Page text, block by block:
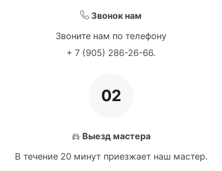
Звонок нам
Звоните нам по телефону
+ 7 (905) 286-26-66.
02
Выезд мастера
В течение 20 минут приезжает наш мастер.